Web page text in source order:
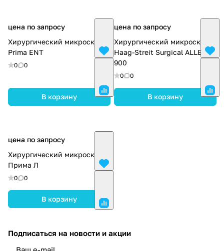
цена по запросу
Хирургический микроскоп
Prima ENT
0 0
В корзину
цена по запросу
Хирургический микроскоп
Haag-Streit Surgical ALLEGRA
900
0 0
В корзину
цена по запросу
Хирургический микроскоп
Прима Л
0 0
В корзину
Подписаться на новости и акции